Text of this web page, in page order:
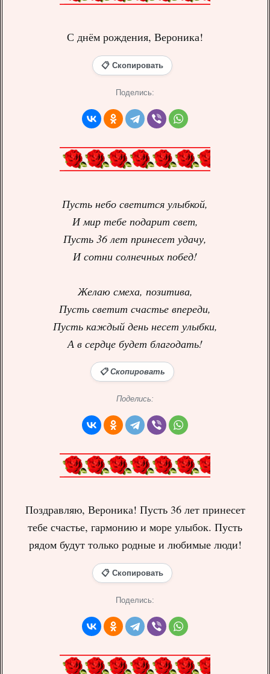
С днём рождения, Вероника!
📋 Скопировать
Поделись:
Пусть небо светится улыбкой,
И мир тебе подарит свет,
Пусть 36 лет принесет удачу,
И сотни солнечных побед!
Желаю смеха, позитива,
Пусть светит счастье впереди,
Пусть каждый день несет улыбки,
А в сердце будет благодать!
📋 Скопировать
Поделись:
Поздравляю, Вероника! Пусть 36 лет принесет
тебе счастье, гармонию и море улыбок. Пусть
рядом будут только родные и любимые люди!
📋 Скопировать
Поделись: